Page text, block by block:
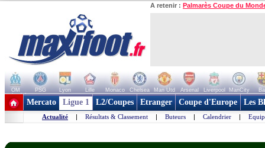
A retenir : Palmarès Coupe du
OM PSG Lyon Lille Monaco Chelsea Man Utd Arsenal Liverpool ManCity
+ de clubs
Mercato Ligue 1 L2/Coupes Etranger Coupe d'Europe Les
Actualité | Résultats & Classement | Buteurs | Calendrier |